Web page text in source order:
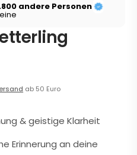
andere Personen
ab 50 Euro
& geistige Klarheit
Erinnerung an deine